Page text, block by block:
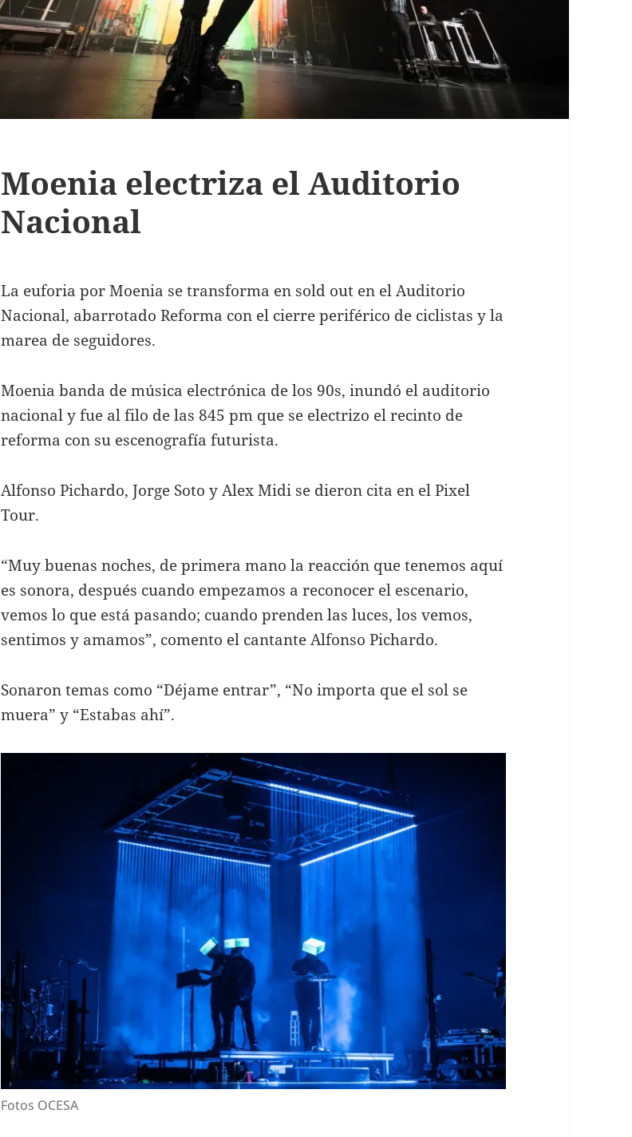
Moenia electriza el Auditorio
Nacional
La euforia por Moenia se transforma en sold out en el Auditorio
Nacional, abarrotado Reforma con el cierre periférico de ciclistas y la
marea de seguidores.
Moenia banda de música electrónica de los 90s, inundó el auditorio
nacional y fue al filo de las 845 pm que se electrizo el recinto de
reforma con su escenografía futurista.
Alfonso Pichardo, Jorge Soto y Alex Midi se dieron cita en el Pixel
Tour.
“Muy buenas noches, de primera mano la reacción que tenemos aquí
es sonora, después cuando empezamos a reconocer el escenario,
vemos lo que está pasando; cuando prenden las luces, los vemos,
sentimos y amamos”, comento el cantante Alfonso Pichardo.
Sonaron temas como “Déjame entrar”, “No importa que el sol se
muera” y “Estabas ahí”.
Fotos OCESA